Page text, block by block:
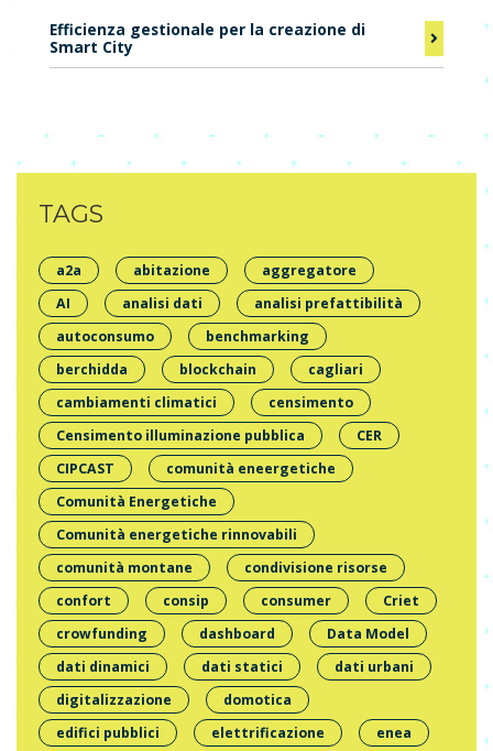
Efficienza gestionale per la creazione di
Smart City
TAGS
a2a abitazione
aggregatore
AI
analisi dati
analisi prefattibilità
autoconsumo
benchmarking
berchidda
blockchain
cagliari
cambiamenti climatici
censimento
Censimento illuminazione pubblica
CER
CIPCAST
comunità eneergetiche
Comunità Energetiche
Comunità energetiche rinnovabili
comunità montane
condivisione risorse
confort
consip consumer
Criet
crowfunding
dashboard
Data Model
dati dinamici
dati statici
dati urbani
digitalizzazione
domotica
edifici pubblici
elettrificazione
enea